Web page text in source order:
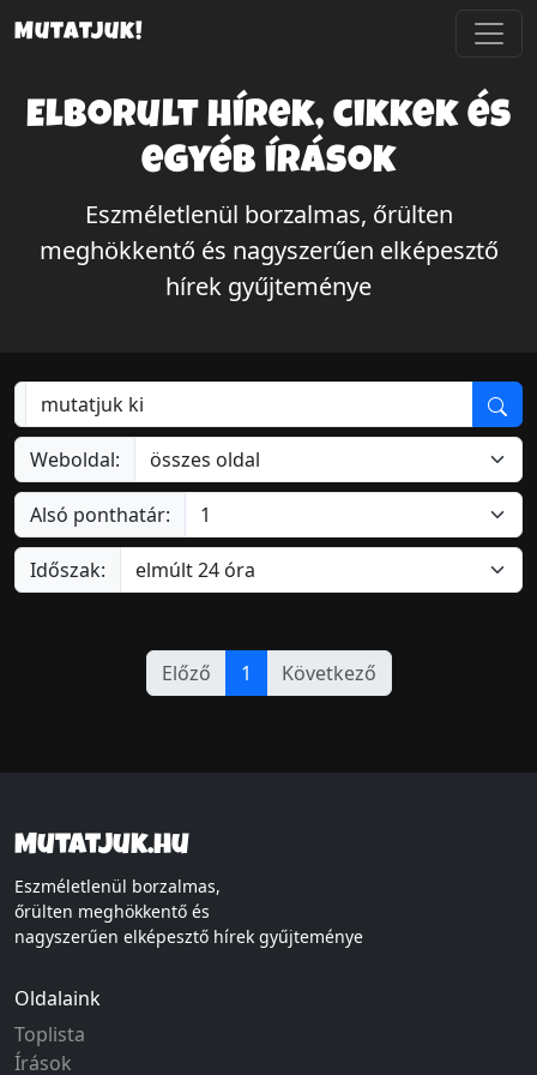
Mutatjuk!
Elborult hírek, cikkek és
egyéb írások
Eszméletlenül borzalmas, őrülten
meghökkentő és nagyszerűen elképesztő
hírek gyűjteménye
Weboldal:
Alsó ponthatár:
Időszak:
Előző 1 Következő
Mutatjuk.hu
Eszméletlenül borzalmas,
őrülten meghökkentő és
nagyszerűen elképesztő hírek gyűjteménye
Oldalaink
Toplista
Írások